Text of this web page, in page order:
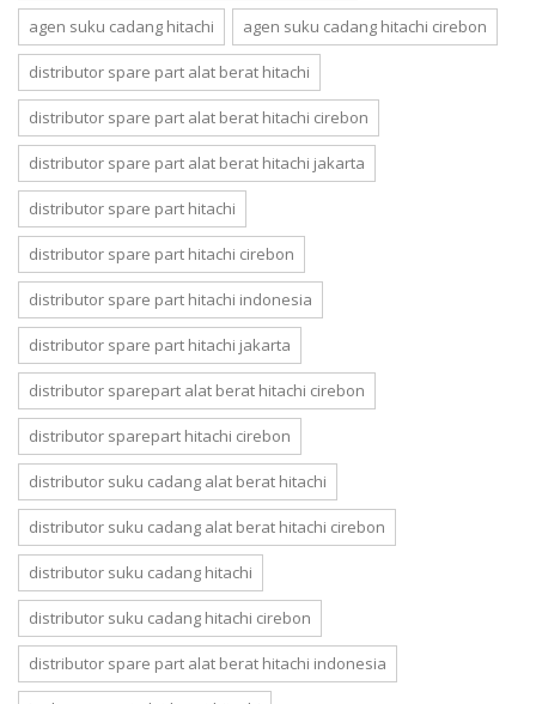
agen suku cadang hitachi agen suku cadang hitachi cirebon
distributor spare part alat berat hitachi
distributor spare part alat berat hitachi cirebon
distributor spare part alat berat hitachi jakarta
distributor spare part hitachi
distributor spare part hitachi cirebon
distributor spare part hitachi indonesia
distributor spare part hitachi jakarta
distributor sparepart alat berat hitachi cirebon
distributor sparepart hitachi cirebon
distributor suku cadang alat berat hitachi
distributor suku cadang alat berat hitachi cirebon
distributor suku cadang hitachi
distributor suku cadang hitachi cirebon
distributor spare part alat berat hitachi indonesia